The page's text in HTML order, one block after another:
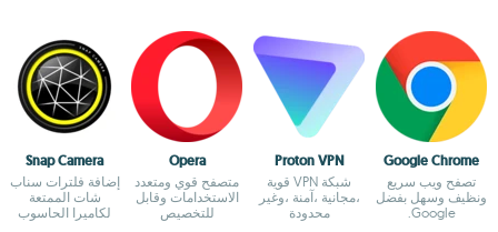
Google Chrome
تصفح ويب سريع
ونظيف وسهل بفضل
Google.
Proton VPN
شبكة VPN قوية
،مجانية ،آمنة ،وغير
محدودة
Opera
متصفح قوي ومتعدد
الاستخدامات وقابل
للتخصيص
Snap Camera
إضافة فلترات سناب
شات الممتعة
لكاميرا الحاسوب